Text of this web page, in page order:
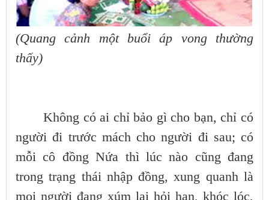
(Quang cảnh một buổi áp vong thường
thấy)
Không có ai chỉ bảo gì cho bạn, chỉ có
người đi trước mách cho người đi sau; có
mỗi cô đồng Nứa thì lúc nào cũng đang
trong trạng thái nhập đồng, xung quanh là
mọi người đang xúm lại hỏi han, khóc lóc,